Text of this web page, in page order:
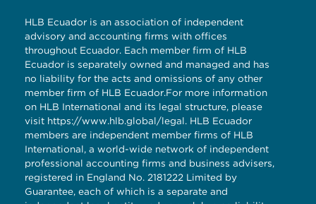
HLB Ecuador is an association of independent
advisory and accounting firms with offices
throughout Ecuador. Each member firm of HLB
Ecuador is separately owned and managed and has
no liability for the acts and omissions of any other
member firm of HLB Ecuador.For more information
on HLB International and its legal structure, please
visit https://www.hlb.global/legal. HLB Ecuador
members are independent member firms of HLB
International, a world-wide network of independent
professional accounting firms and business advisers,
registered in England No. 2181222 Limited by
Guarantee, each of which is a separate and